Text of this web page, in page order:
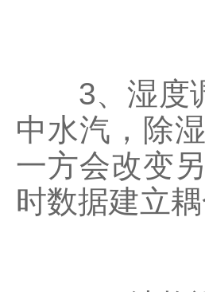
3、湿度调
中水汽，除
一方会改变
时数据建立